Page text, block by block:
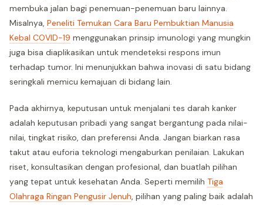
membuka jalan bagi penemuan-penemuan baru lainnya.
Misalnya, Peneliti Temukan Cara Baru Pembuktian Manusia
Kebal COVID-19 menggunakan prinsip imunologi yang mungkin
juga bisa diaplikasikan untuk mendeteksi respons imun
terhadap tumor. Ini menunjukkan bahwa inovasi di satu bidang
seringkali memicu kemajuan di bidang lain.
Pada akhirnya, keputusan untuk menjalani tes darah kanker
adalah keputusan pribadi yang sangat bergantung pada nilai-
nilai, tingkat risiko, dan preferensi Anda. Jangan biarkan rasa
takut atau euforia teknologi mengaburkan penilaian. Lakukan
riset, konsultasikan dengan profesional, dan buatlah pilihan
yang tepat untuk kesehatan Anda. Seperti memilih Tiga
Olahraga Ringan Pengusir Jenuh, pilihan yang paling baik adalah